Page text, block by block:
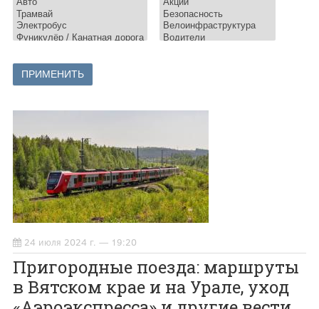
24 июля 2024 г. — 19:20
Пригородные поезда: маршруты
в Вятском крае и на Урале, уход